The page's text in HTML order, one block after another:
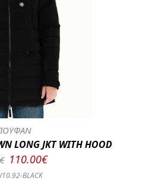
LONG JKT WITH HOOD
110.00€
BLACK